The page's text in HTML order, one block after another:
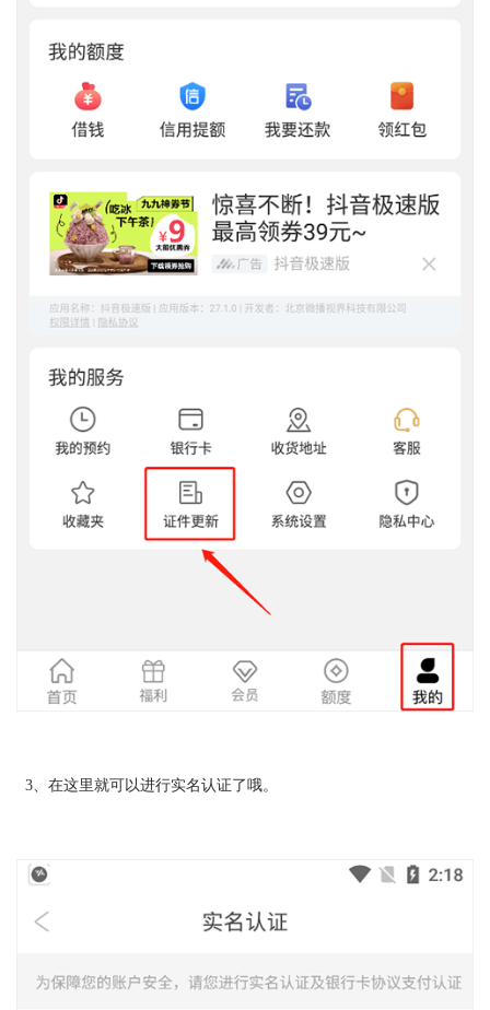
3、在这里就可以进行实名认证了哦。